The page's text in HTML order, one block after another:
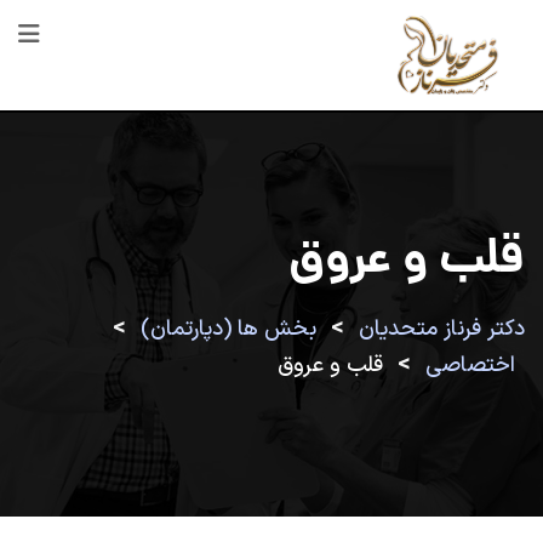
قلب و عروق
دکتر فرناز متحدیان > بخش ها (دپارتمان) >
اختصاصی > قلب و عروق